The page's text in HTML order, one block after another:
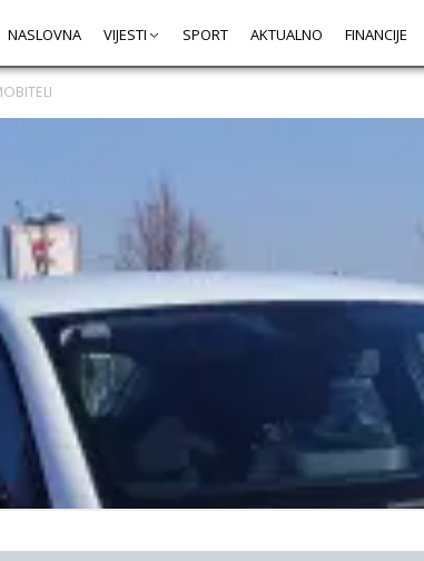
NASLOVNA VIJESTI SPORT AKTUALNO FINANCIJE